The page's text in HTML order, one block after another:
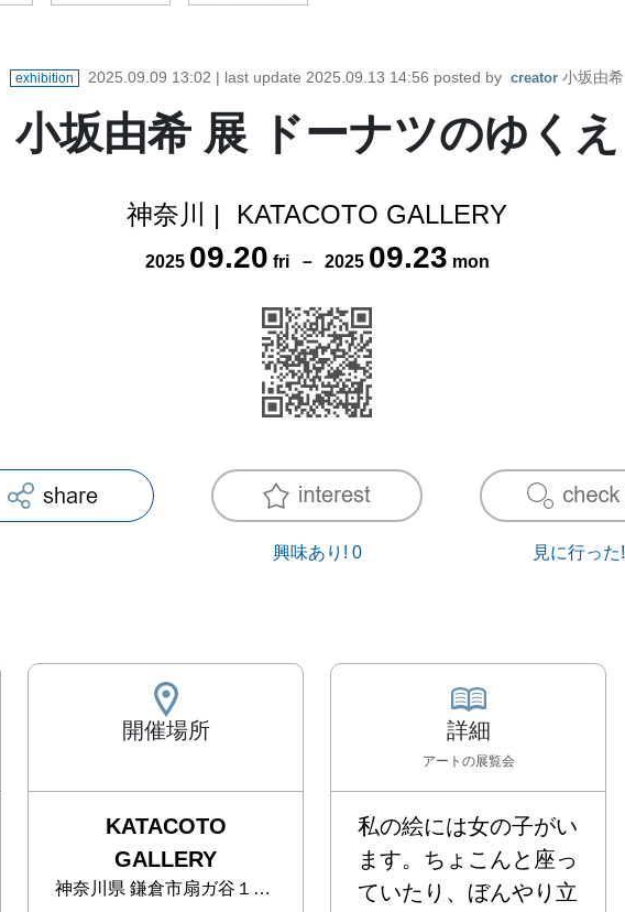
exhibition 2025.09.09 13:02 | last update 2025.09.13 14:56 posted by creator 小坂由希
小坂由希 展 ドーナツのゆくえ
神奈川 | KATACOTO GALLERY
2025 09.20 fri－ 2025 09.23 mon
興味あり! 0 見に行った!
開催場所
KATACOTO
GALLERY
神奈川県 鎌倉市扇ガ谷１−１−２１
詳細
アート の展覧会
私の絵には女の子がい
ます。ちょこんと座っ
ていたり、ぼんやり立